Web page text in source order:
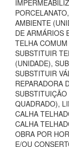
AMBIENTE
DE ARMÁRIOS
TELHA
SUBSTITUIR
(UNIDADE),
SUBSTITUIR
REPARADORA
QUADRADO),
CALHA
CALHA
OBRA POR
E/OU